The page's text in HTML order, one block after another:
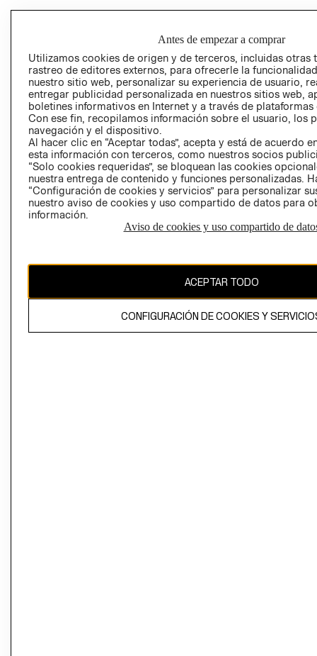
AVISO DE
PRIVACIDAD
GIFT CARD
AVISO DE
Perú (S/)
El contenido de esta página web está protegido por copyright y es
propiedad de H&M Hennes & Mauritz AB
Antes de empezar a comprar
Utilizamos cookies de origen y de terceros, incluidas otras
rastreo de editores externos, para ofrecerle la
nuestro sitio web, personalizar su experiencia de usuario,
entregar publicidad personalizada en nuestros sitios web,
boletines informativos en Internet y a través de plataformas
Con ese fin, recopilamos información sobre el usuario, los
navegación y el dispositivo.
Al hacer clic en “Aceptar todas”, acepta y está de acuerdo
esta información con terceros, como nuestros socios
“Solo cookies requeridas”, se bloquean las cookies
nuestra entrega de contenido y funciones personalizadas.
“Configuración de cookies y servicios” para personalizar
nuestro aviso de cookies y uso compartido de datos para
información.
Aviso de cookies y uso compartido de
ACEPTAR TODO
CONFIGURACIÓN DE COOKIES Y